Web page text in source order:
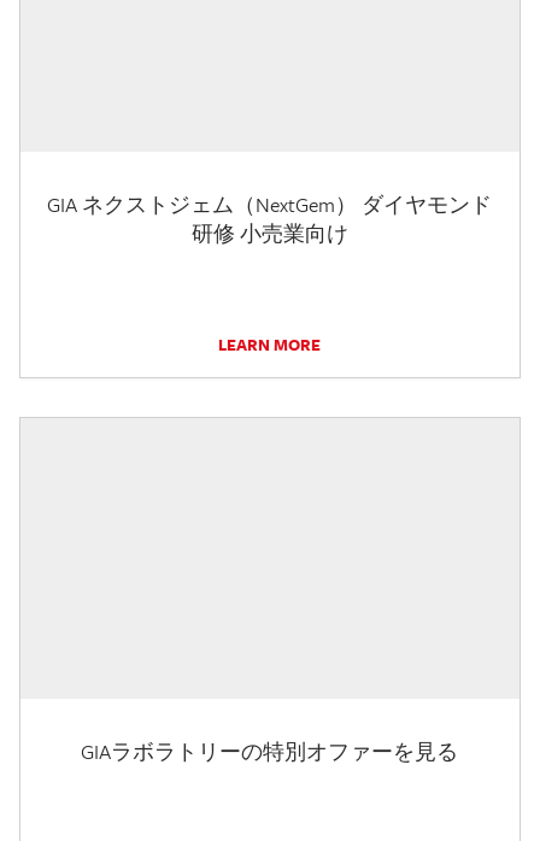
GIA ネクストジェム（NextGem） ダイヤモンド
研修 小売業向け
LEARN MORE
GIAラボラトリーの特別オファーを見る